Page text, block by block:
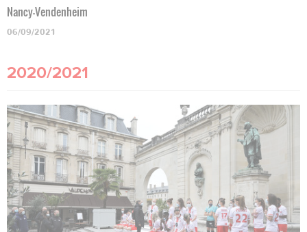
Nancy-Vendenheim
06/09/2021
2020/2021